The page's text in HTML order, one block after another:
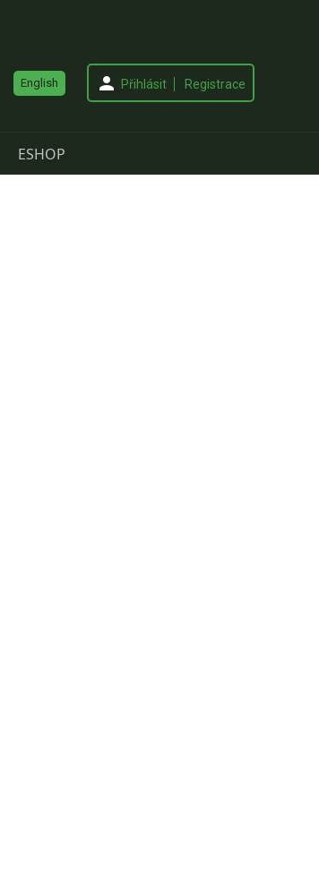
English Přihlásit Registrace
ESHOP